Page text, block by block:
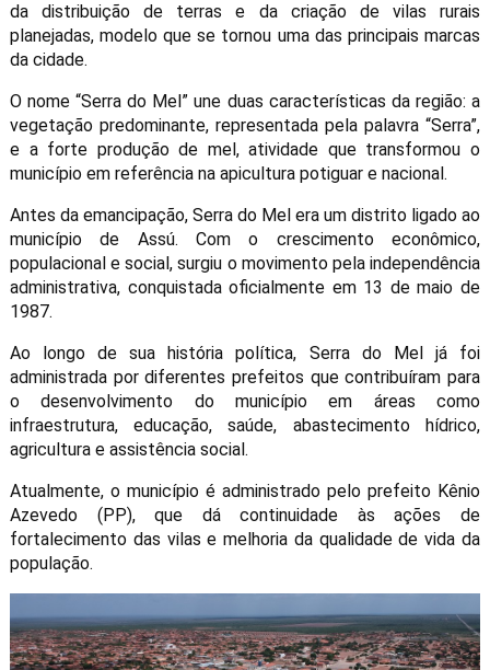
da distribuição de terras e da criação de vilas rurais
planejadas, modelo que se tornou uma das principais marcas
da cidade.
O nome “Serra do Mel” une duas características da região: a
vegetação predominante, representada pela palavra “Serra”,
e a forte produção de mel, atividade que transformou o
município em referência na apicultura potiguar e nacional.
Antes da emancipação, Serra do Mel era um distrito ligado ao
município de Assú. Com o crescimento econômico,
populacional e social, surgiu o movimento pela independência
administrativa, conquistada oficialmente em 13 de maio de
1987.
Ao longo de sua história política, Serra do Mel já foi
administrada por diferentes prefeitos que contribuíram para
o desenvolvimento do município em áreas como
infraestrutura, educação, saúde, abastecimento hídrico,
agricultura e assistência social.
Atualmente, o município é administrado pelo prefeito Kênio
Azevedo (PP), que dá continuidade às ações de
fortalecimento das vilas e melhoria da qualidade de vida da
população.